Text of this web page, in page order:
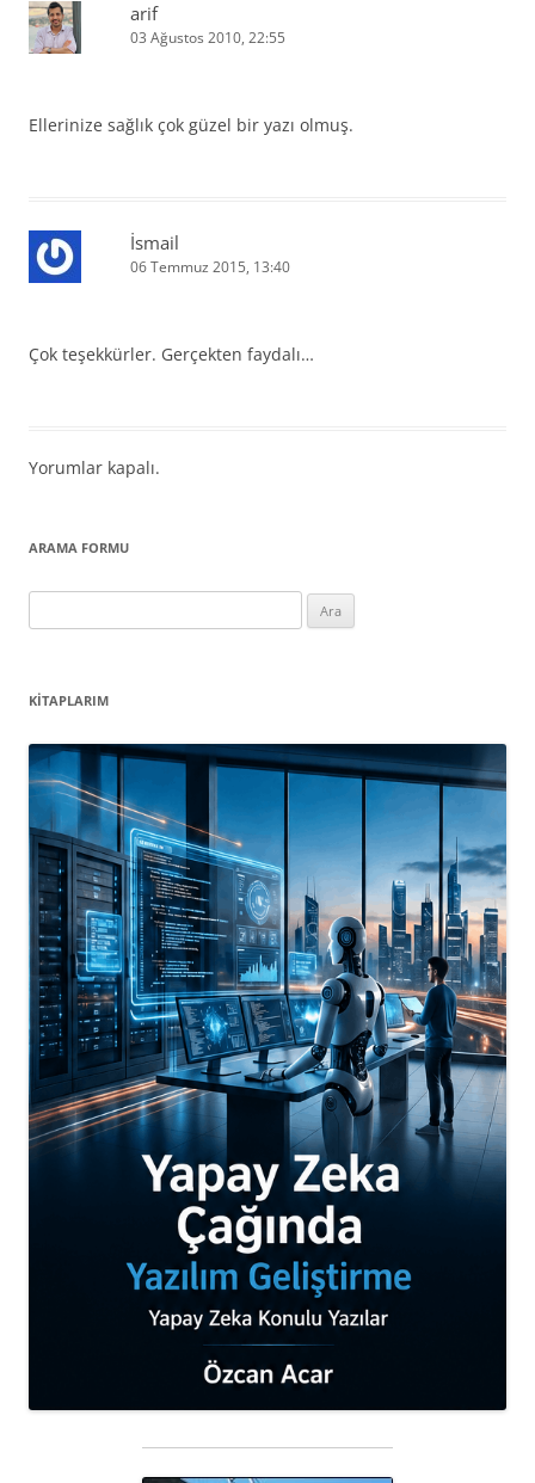
arif
03 Ağustos 2010, 22:55
Ellerinize sağlık çok güzel bir yazı olmuş.
İsmail
06 Temmuz 2015, 13:40
Çok teşekkürler. Gerçekten faydalı…
Yorumlar kapalı.
ARAMA FORMU
KITAPLARIM